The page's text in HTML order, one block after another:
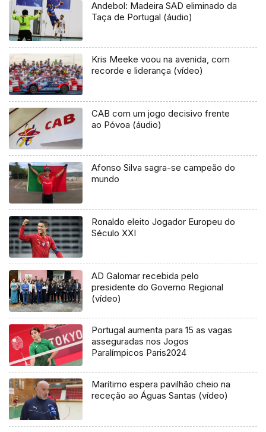
Andebol: Madeira SAD eliminado da
Taça de Portugal (áudio)
Kris Meeke voou na avenida, com
recorde e liderança (vídeo)
CAB com um jogo decisivo frente
ao Póvoa (áudio)
Afonso Silva sagra-se campeão do
mundo
Ronaldo eleito Jogador Europeu do
Século XXI
AD Galomar recebida pelo
presidente do Governo Regional
(vídeo)
Portugal aumenta para 15 as vagas
asseguradas nos Jogos
Paralímpicos Paris2024
Marítimo espera pavilhão cheio na
receção ao Águas Santas (vídeo)